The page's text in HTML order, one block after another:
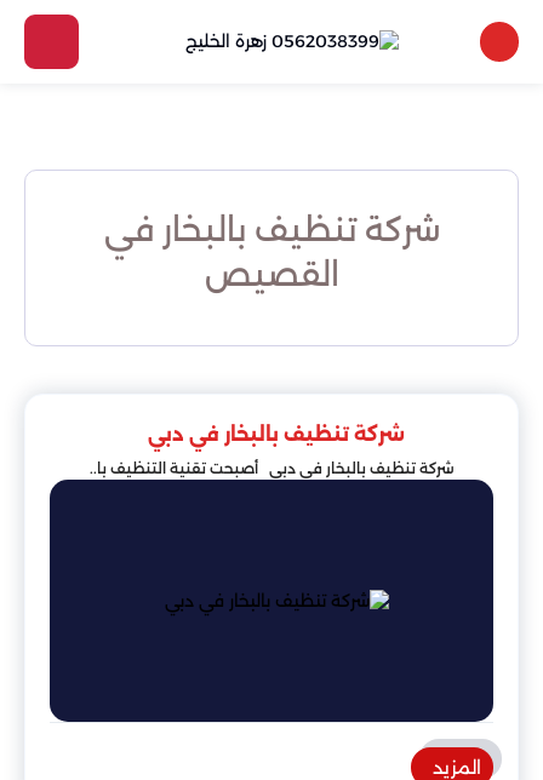
شركة تنظيف بالبخار في
القصيص
شركة تنظيف بالبخار في دبي
شركة تنظيف بالبخار في دبي أصبحت تقنية التنظيف با..
المزيد